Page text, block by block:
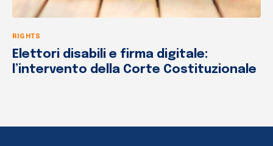
RIGHTS
Elettori disabili e firma digitale:
l’intervento della Corte Costituzionale